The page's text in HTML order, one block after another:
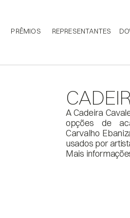
PRÊMIOS REPRESENTANTES
A Cadeira
opções de
Carvalho
Mais